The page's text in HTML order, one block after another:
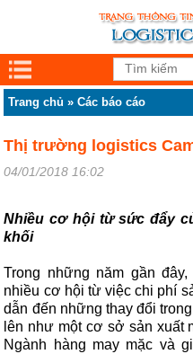
Trang chủ »Các báo cáo
Thị trường logistics
04/01/2018 16:02
Nhiều cơ hội từ sức đẩy
khối
Trong những năm gần
nhiều cơ hội từ việc chi phí
dẫn đến những thay đổi
lên như một cơ sở sản xuất
Ngành hàng may mặc và